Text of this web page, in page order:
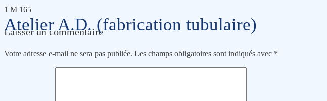
Atelier A.D. (fabrication tubulaire)
1 M 165
Laisser un commentaire
Votre adresse e-mail ne sera pas publiée. Les champs obligatoires sont indiqués avec *